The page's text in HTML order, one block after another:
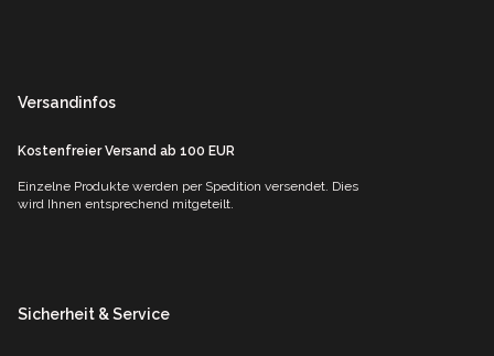
Versandinfos
Kostenfreier Versand ab 100 EUR
Einzelne Produkte werden per Spedition versendet. Dies
wird Ihnen entsprechend mitgeteilt.
Sicherheit & Service